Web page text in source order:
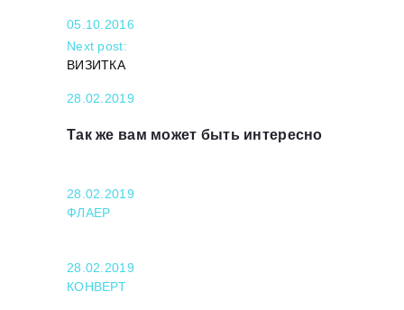
05.10.2016
Next post:
ВИЗИТКА
28.02.2019
Так же вам может быть интересно
28.02.2019
ФЛАЕР
28.02.2019
КОНВЕРТ